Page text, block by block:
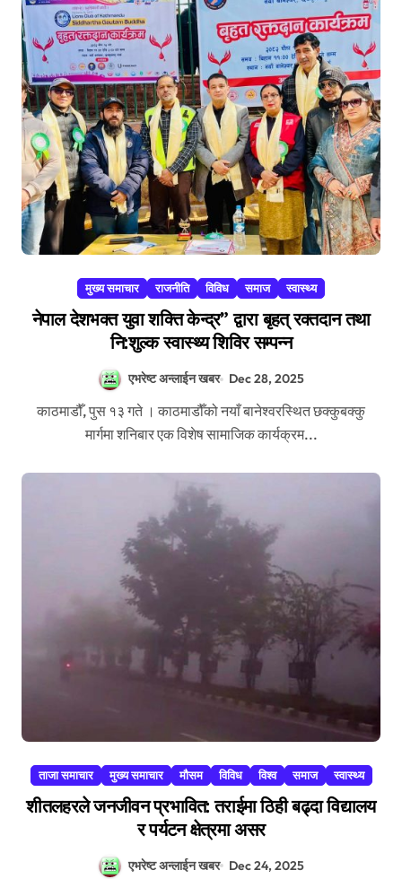
मुख्य समाचार राजनीति विविध समाज स्वास्थ्य
नेपाल देशभक्त युवा शक्ति केन्द्र” द्वारा बृहत् रक्तदान तथा
नि:शुल्क स्वास्थ्य शिविर सम्पन्न
एभरेष्ट अन्लाईन खबर Dec 28, 2025
काठमाडौँ, पुस १३ गते । काठमाडौँको नयाँ बानेश्वरस्थित छक्कुबक्कु
मार्गमा शनिबार एक विशेष सामाजिक कार्यक्रम...
ताजा समाचार मुख्य समाचार मौसम विविध विश्व समाज स्वास्थ्य
शीतलहरले जनजीवन प्रभावित: तराईमा ठिही बढ्दा विद्यालय
र पर्यटन क्षेत्रमा असर
एभरेष्ट अन्लाईन खबर Dec 24, 2025